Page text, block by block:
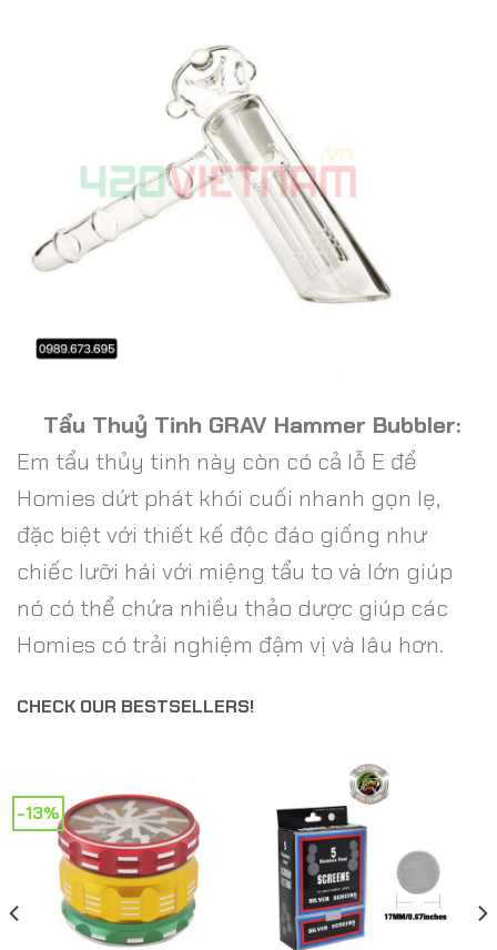
Tẩu Thuỷ Tinh GRAV Hammer Bubbler:
Em tẩu thủy tinh này còn có cả lỗ E để
Homies dứt phát khói cuối nhanh gọn lẹ,
đặc biệt với thiết kế độc đáo giống như
chiếc lưỡi hái với miệng tẩu to và lớn giúp
nó có thể chứa nhiều thảo dược giúp các
Homies có trải nghiệm đậm vị và lâu hơn.
CHECK OUR BESTSELLERS!
-13%